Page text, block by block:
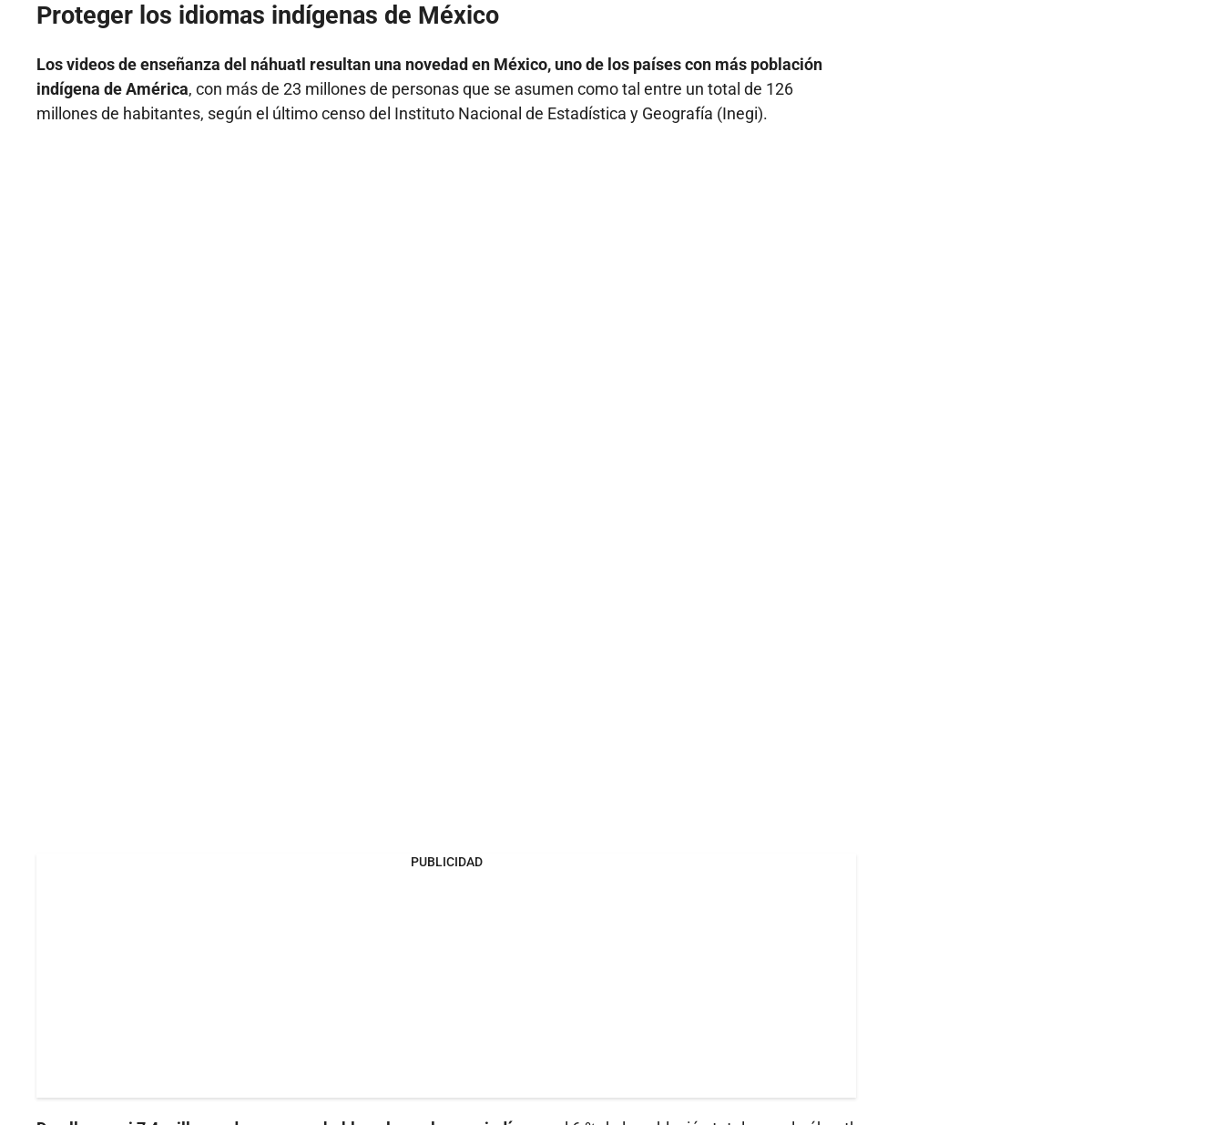
Proteger los idiomas indígenas de México
Los videos de enseñanza del náhuatl resultan una novedad en México, uno de los países con más población
indígena de América, con más de 23 millones de personas que se asumen como tal entre un total de 126
millones de habitantes, según el último censo del Instituto Nacional de Estadística y Geografía (Inegi).
PUBLICIDAD